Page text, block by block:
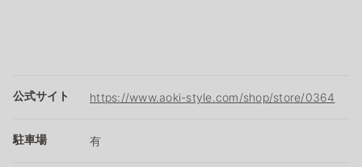
公式サイト https://www.aoki-style.com/shop/store/0364
駐車場 有